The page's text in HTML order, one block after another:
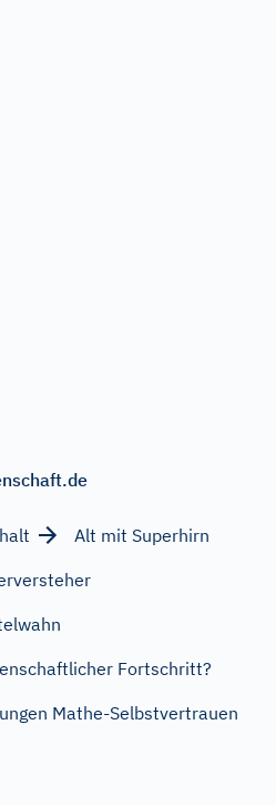
Alt mit Superhirn
Fortschritt?
Mathe-Selbstvertrauen